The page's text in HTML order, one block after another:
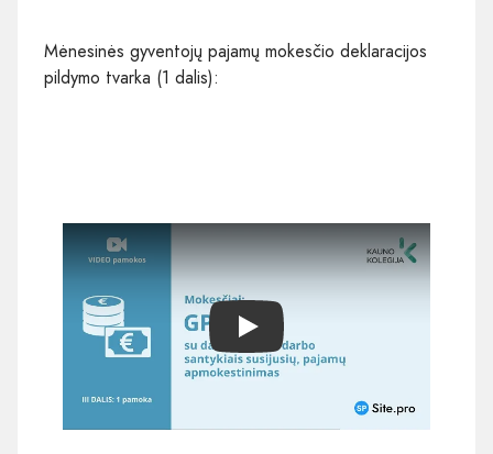
Mėnesinės gyventojų pajamų mokesčio deklaracijos
pildymo tvarka (1 dalis):
Play